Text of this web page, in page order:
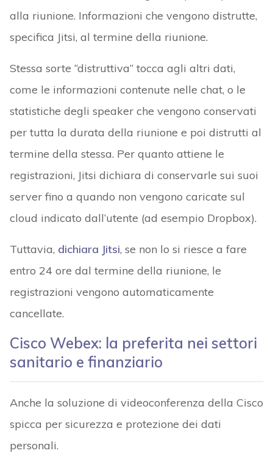
alla riunione. Informazioni che vengono distrutte,
specifica Jitsi, al termine della riunione.
Stessa sorte “distruttiva” tocca agli altri dati,
come le informazioni contenute nelle chat, o le
statistiche degli speaker che vengono conservati
per tutta la durata della riunione e poi distrutti al
termine della stessa. Per quanto attiene le
registrazioni, Jitsi dichiara di conservarle sui suoi
server fino a quando non vengono caricate sul
cloud indicato dall’utente (ad esempio Dropbox).
Tuttavia, dichiara Jitsi, se non lo si riesce a fare
entro 24 ore dal termine della riunione, le
registrazioni vengono automaticamente
cancellate.
Cisco Webex: la preferita nei settori
sanitario e finanziario
Anche la soluzione di videoconferenza della Cisco
spicca per sicurezza e protezione dei dati
personali.